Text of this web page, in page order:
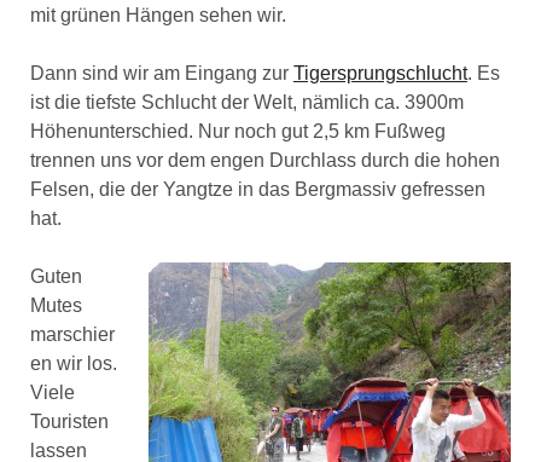
mit grünen Hängen sehen wir.
Dann sind wir am Eingang zur Tigersprungschlucht. Es
ist die tiefste Schlucht der Welt, nämlich ca. 3900m
Höhenunterschied. Nur noch gut 2,5 km Fußweg
trennen uns vor dem engen Durchlass durch die hohen
Felsen, die der Yangtze in das Bergmassiv gefressen
hat.
Guten
Mutes
marschier
en wir los.
Viele
Touristen
lassen